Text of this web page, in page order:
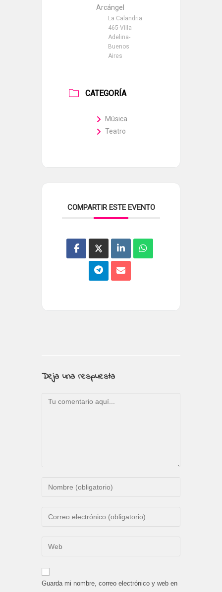
Arcángel
La Calandria
465-Villa
Adelina-
Buenos
Aires
CATEGORÍA
Música
Teatro
COMPARTIR ESTE EVENTO
Deja una respuesta
Comentario
Introduce
de
para
comentar
Introduce
de
electrónico
para
Introduce
URL
de
Guarda mi nombre, correo electrónico y web en